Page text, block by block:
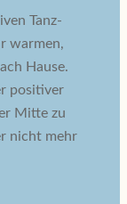
Tanz-
warmen,
Hause.
positiver
Mitte zu
nicht mehr